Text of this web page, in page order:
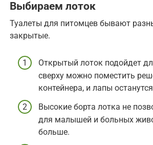
Выбираем лоток
Туалеты для питомцев бывают
закрытые.
Открытый лоток подойдет
сверху можно поместить
контейнера, и лапы
Высокие борта лотка не
для малышей и больных
больше.